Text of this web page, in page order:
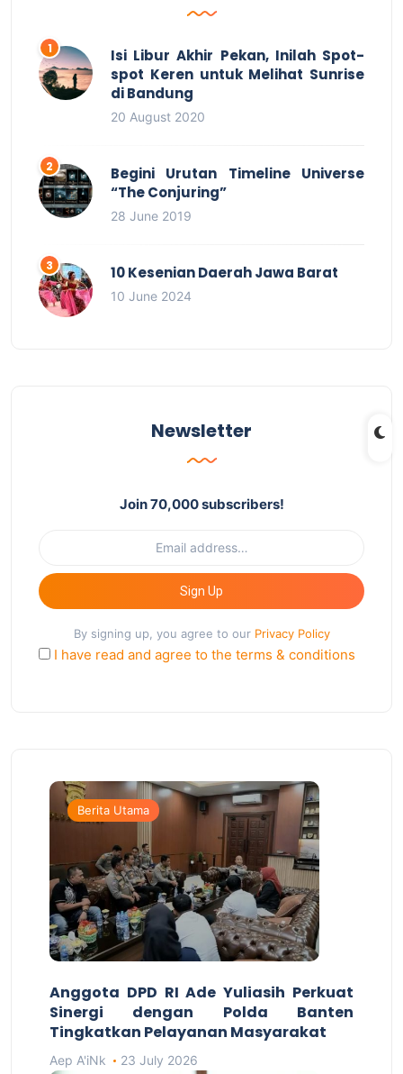
Isi Libur Akhir Pekan, Inilah Spot-
spot Keren untuk Melihat Sunrise
di Bandung
20 August 2020
Begini Urutan Timeline Universe
“The Conjuring”
28 June 2019
10 Kesenian Daerah Jawa Barat
10 June 2024
Newsletter
Join 70,000 subscribers!
Sign Up
By signing up, you agree to our Privacy Policy
I have read and agree to the terms & conditions
Berita Utama
Anggota DPD RI Ade Yuliasih Perkuat
Sinergi dengan Polda Banten
Tingkatkan Pelayanan Masyarakat
Aep A'iNk 23 July 2026